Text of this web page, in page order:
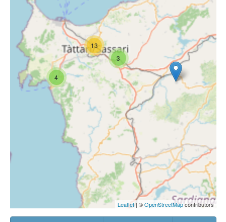
3
4
13
Leaflet| ©OpenStreetMapcontributors